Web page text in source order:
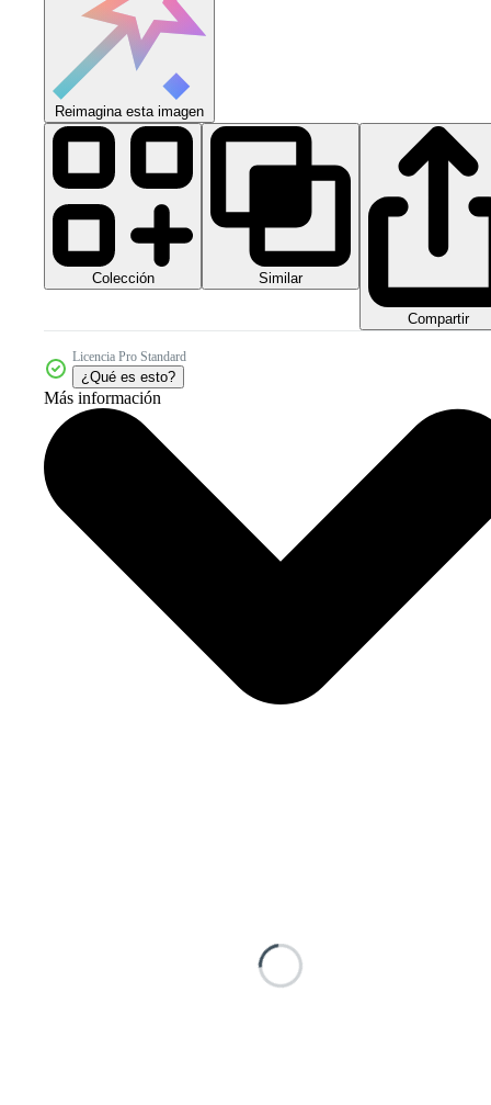
Reimagina esta imagen
Colección Similar
Compartir
Licencia Pro Standard
¿Qué es esto?
Más información